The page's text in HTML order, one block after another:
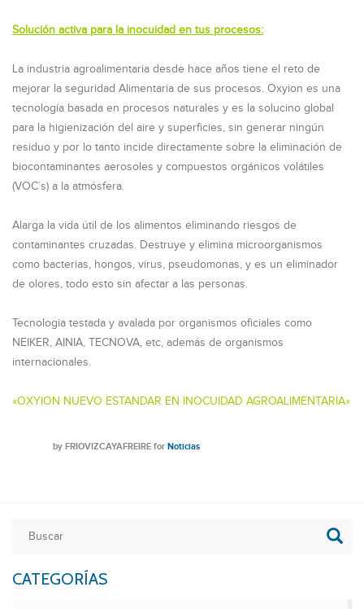
Solución activa para la inocuidad en tus procesos:
La industria agroalimentaria desde hace años tiene el reto de
mejorar la seguridad Alimentaria de sus procesos. Oxyion es una
tecnología basada en procesos naturales y es la solucino global
para la higienización del aire y superficies, sin generar ningún
residuo y por lo tanto incide directamente sobre la eliminación de
biocontaminantes aerosoles y compuestos orgánicos volátiles
(VOC´s) a la atmósfera.
Alarga la vida útil de los alimentos eliminando riesgos de
contaminantes cruzadas. Destruye y elimina microorganismos
como bacterias, hongos, virus, pseudomonas, y es un eliminador
de olores, todo esto sin afectar a las personas.
Tecnologia testada y avalada por organismos oficiales como
NEIKER, AINIA, TECNOVA, etc, además de organismos
internacionales.
«OXYION NUEVO ESTANDAR EN INOCUIDAD AGROALIMENTARIA»
by FRIOVIZCAYAFREIRE for Noticias
CATEGORÍAS